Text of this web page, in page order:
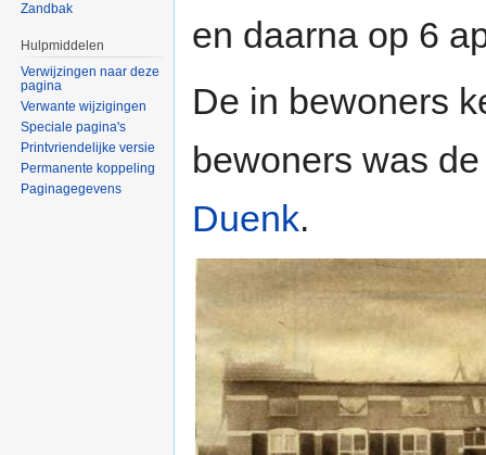
en daarna op 6
De in bewoners
bewoners was
Duenk.
Zandbak
Hulpmiddelen
Verwijzingen naar deze
pagina
Verwante wijzigingen
Speciale pagina's
Printvriendelijke versie
Permanente koppeling
Paginagegevens